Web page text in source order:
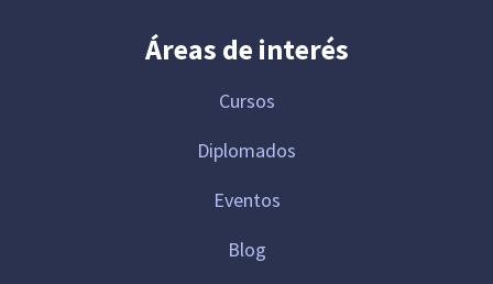
Áreas de interés
Cursos
Diplomados
Eventos
Blog